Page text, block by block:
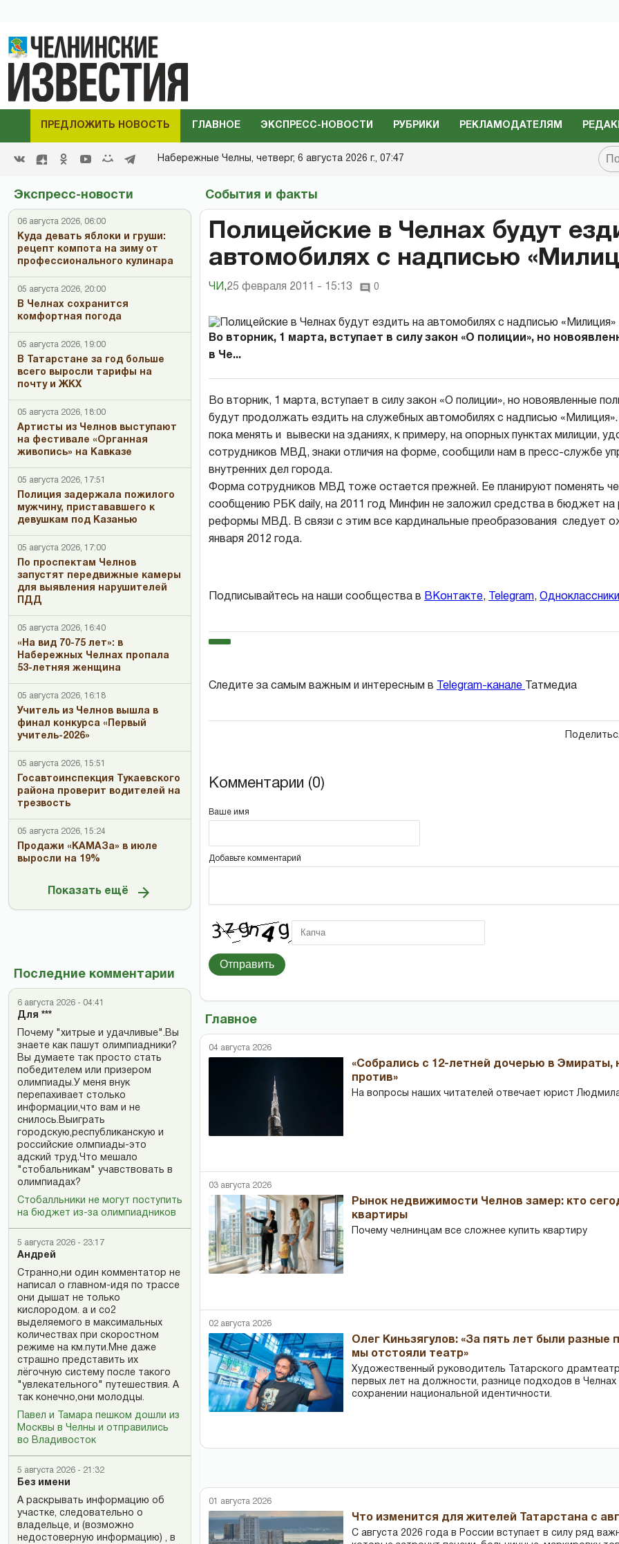
ПРЕДЛОЖИТЬ НОВОСТЬ ГЛАВНОЕ ЭКСПРЕСС-НОВОСТИ РУБРИКИ РЕКЛАМОДАТЕЛЯМ
Набережные Челны, четверг, 6 августа 2026 г., 07:47
Экспресс-новости
06 августа 2026, 06:00
Куда девать яблоки и груши:
рецепт компота на зиму от
профессионального кулинара
05 августа 2026, 20:00
В Челнах сохранится
комфортная погода
05 августа 2026, 19:00
В Татарстане за год больше
всего выросли тарифы на
почту и ЖКХ
05 августа 2026, 18:00
Артисты из Челнов выступают
на фестивале «Органная
живопись» на Кавказе
05 августа 2026, 17:51
Полиция задержала пожилого
мужчину, пристававшего к
девушкам под Казанью
05 августа 2026, 17:00
По проспектам Челнов
запустят передвижные камеры
для выявления нарушителей
ПДД
05 августа 2026, 16:40
«На вид 70-75 лет»: в
Набережных Челнах пропала
53-летняя женщина
05 августа 2026, 16:18
Учитель из Челнов вышла в
финал конкурса «Первый
учитель-2026»
05 августа 2026, 15:51
Госавтоинспекция Тукаевского
района проверит водителей на
трезвость
05 августа 2026, 15:24
Продажи «КАМАЗа» в июле
выросли на 19%
Показать ещё
Последние комментарии
6 августа 2026 - 04:41
Для ***
Почему "хитрые и удачливые".Вы
знаете как пашут олимпиадники?
Вы думаете так просто стать
победителем или призером
олимпиады.У меня внук
перепахивает столько
информации,что вам и не
снилось.Выиграть
городскую,республиканскую и
российские олмпиады-это
адский труд.Что мешало
"стобальникам" учавствовать в
олимпиадах?
Стобалльники не могут поступить
на бюджет из-за олимпиадников
5 августа 2026 - 23:17
Андрей
Странно,ни один комментатор не
написал о главном-идя по трассе
они дышат не только
кислородом. а и со2
выделяемого в максимальных
количествах при скоростном
режиме на км.пути.Мне даже
страшно представить их
лёгочную систему после такого
"увлекательного" путешествия. А
так конечно,они молодцы.
Павел и Тамара пешком дошли из
Москвы в Челны и отправились
во Владивосток
5 августа 2026 - 21:32
Без имени
А раскрывать информацию об
участке, следовательно о
владельце, и (возможно
недостоверную информацию) , в
События и факты
Полицейские в Челнах будут
автомобилях с надписью
ЧИ ,25 февраля 2011 - 15:13 0
Во вторник, 1 марта, вступает в силу закон «О полиции», но
в Че...
Во вторник, 1 марта, вступает в силу закон «О полиции», но новоявленные
будут продолжать ездить на служебных автомобилях с надписью «Милиция».
пока менять и вывески на зданиях, к примеру, на опорных пунктах милиции,
сотрудников МВД, знаки отличия на форме, сообщили нам в пресс-службе
внутренних дел города.
Форма сотрудников МВД тоже остается прежней. Ее планируют поменять
сообщению РБК daily, на 2011 год Минфин не заложил средства в бюджет на
реформы МВД. В связи с этим все кардинальные преобразования следует
января 2012 года.
Подписывайтесь на наши сообщества в ВКонтакте, Telegram, Одноклассники
Следите за самым важным и интересным в Telegram-канале Татмедиа
Комментарии (0)
Ваше имя
Добавьте комментарий
Отправить
Главное
04 августа 2026
«Собрались с 12-летней дочерью в
против»
На вопросы наших читателей отвечает юрист
03 августа 2026
Рынок недвижимости Челнов замер: кто
квартиры
Почему челнинцам все сложнее купить квартиру
02 августа 2026
Олег Киньзягулов: «За пять лет были разные
мы отстояли театр»
Художественный руководитель Татарского
первых лет на должности, разнице подходов в Челнах
сохранении национальной идентичности.
01 августа 2026
Что изменится для жителей Татарстана с
С августа 2026 года в России вступает в силу ряд